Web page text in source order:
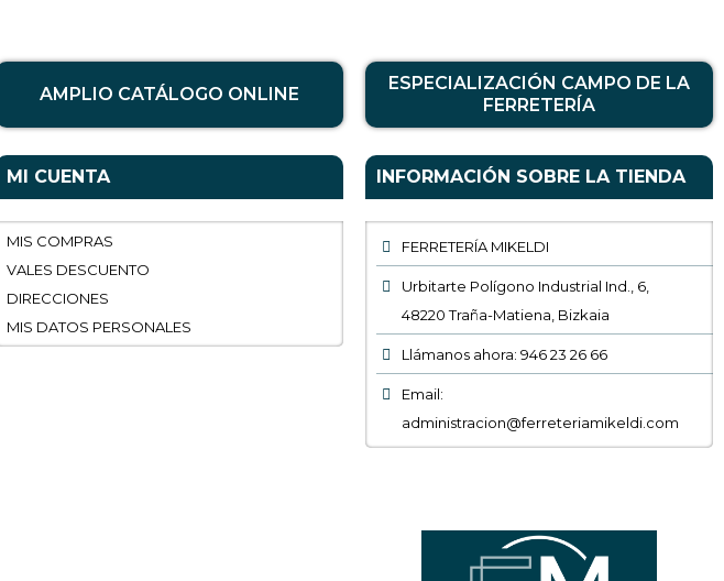
AMPLIO CATÁLOGO ONLINE
ESPECIALIZACIÓN CAMPO DE LA
FERRETERÍA
MI CUENTA
MIS COMPRAS
VALES DESCUENTO
DIRECCIONES
MIS DATOS PERSONALES
INFORMACIÓN SOBRE LA TIENDA
FERRETERÍA MIKELDI
Urbitarte Polígono Industrial Ind., 6,
48220 Traña-Matiena, Bizkaia
Llámanos ahora: 946 23 26 66
Email:
administracion@ferreteriamikeldi.com